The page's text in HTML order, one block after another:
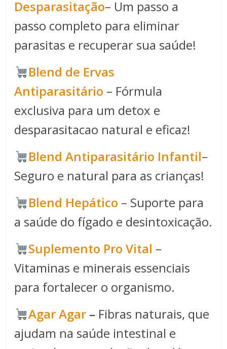
Desparasitação– Um passo a
passo completo para eliminar
parasitas e recuperar sua saúde!
Blend de Ervas
Antiparasitário – Fórmula
exclusiva para um detox e
desparasitacao natural e eficaz!
Blend Antiparasitário Infantil–
Seguro e natural para as crianças!
Blend Hepático – Suporte para
a saúde do fígado e desintoxicação.
Suplemento Pro Vital –
Vitaminas e minerais essenciais
para fortalecer o organismo.
Agar Agar– Fibras naturais, que
ajudam na saúde intestinal e